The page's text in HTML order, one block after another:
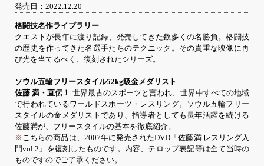
発売日：2022.12.20
格闘技名作ライブラリー
クエストが長年に渡り記録、発売してきた数多くの名勝負。格闘技
の歴史を作ってきた名選手たちのテクニック。その貴重な映像に再
び光を当てるべく、復刻されたシリーズ。
ソウル五輪フリースタイル52kg級金メダリスト
佐藤 満・直伝！
世界最古のスポーツと言われ、世界中すべての地域
で行われているワールドスポーツ・レスリング。ソウル五輪フリー
スタイルの金メダリストであり、指導者としても長年活躍を続ける
佐藤満が、フリースタイルの基本を徹底紹介。
※ こちらの商品は、2007年に発売されたDVD「佐藤満 レスリング入
門vol.2」を復刻したものです。内容、テロップ表記等は全て当時の
ものですのでご了承ください。